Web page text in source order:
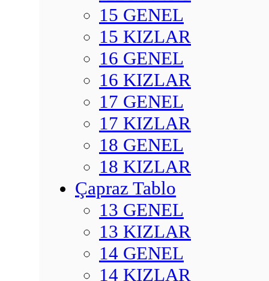
15 GENEL
15 KIZLAR
16 GENEL
16 KIZLAR
17 GENEL
17 KIZLAR
18 GENEL
18 KIZLAR
Çapraz Tablo
13 GENEL
13 KIZLAR
14 GENEL
14 KIZLAR